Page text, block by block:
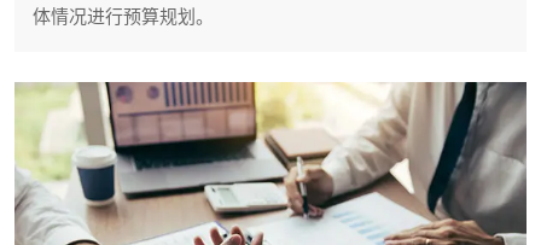
体情况进行预算规划。